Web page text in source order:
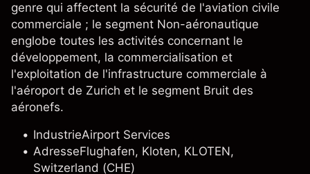
genre qui affectent la sécurité de l'aviation civile
commerciale ; le segment Non-aéronautique
englobe toutes les activités concernant le
développement, la commercialisation et
l'exploitation de l'infrastructure commerciale à
l'aéroport de Zurich et le segment Bruit des
aéronefs.
IndustrieAirport Services
AdresseFlughafen, Kloten, KLOTEN,
Switzerland (CHE)